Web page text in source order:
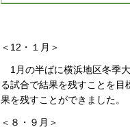
＜12・１月＞
1月の半ばに横浜地区冬季
る試合で結果を残すことを
果を残すことができました。
＜８・９月＞